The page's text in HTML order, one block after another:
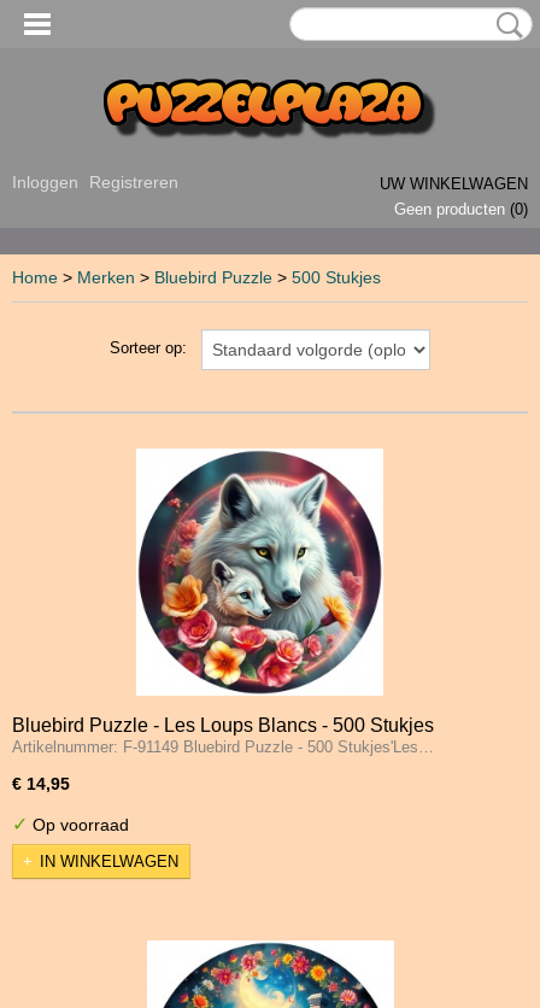
Inloggen Registreren
UW WINKELWAGEN
Geen producten (0)
Home > Merken > Bluebird Puzzle > 500 Stukjes
Sorteer op:
Bluebird Puzzle - Les Loups Blancs - 500 Stukjes
Artikelnummer: F-91149 Bluebird Puzzle - 500 Stukjes'Les…
€ 14,95
✓ Op voorraad
IN WINKELWAGEN